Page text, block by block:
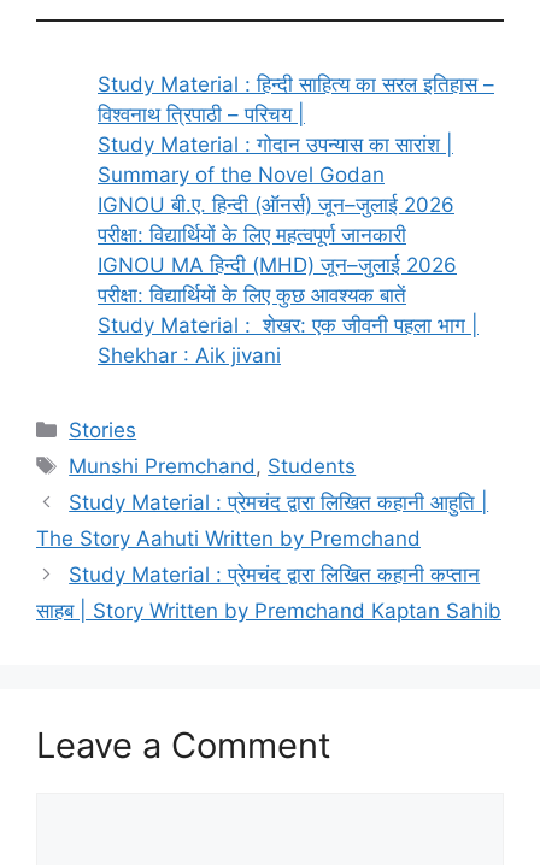
Study Material : हिन्दी साहित्य का सरल इतिहास –
विश्वनाथ त्रिपाठी – परिचय |
Study Material : गोदान उपन्यास का सारांश |
Summary of the Novel Godan
IGNOU बी.ए. हिन्दी (ऑनर्स) जून–जुलाई 2026
परीक्षा: विद्यार्थियों के लिए महत्वपूर्ण जानकारी
IGNOU MA हिन्दी (MHD) जून–जुलाई 2026
परीक्षा: विद्यार्थियों के लिए कुछ आवश्यक बातें
Study Material : शेखर: एक जीवनी पहला भाग |
Shekhar : Aik jivani
Stories
Munshi Premchand, Students
Study Material : प्रेमचंद द्वारा लिखित कहानी आहुति |
The Story Aahuti Written by Premchand
Study Material : प्रेमचंद द्वारा लिखित कहानी कप्तान
साहब | Story Written by Premchand Kaptan Sahib
Leave a Comment